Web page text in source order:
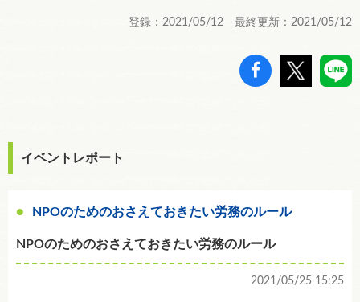
登録：2021/05/12 最終更新：2021/05/12
イベントレポート
NPOのためのおさえておきたい労務のルール
NPOのためのおさえておきたい労務のルール
2021/05/25 15:25